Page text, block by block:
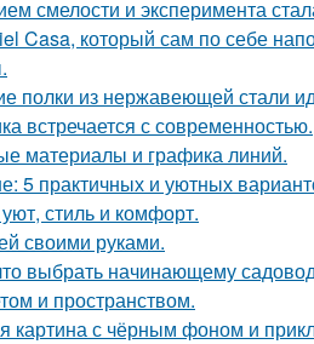
смелости и эксперимента
Casa, который сам по себе
полки из нержавеющей стали
встречается с современностью.
материалы и графика линий.
5 практичных и уютных
стиль и комфорт.
своими руками.
выбрать начинающему
и пространством.
картина с чёрным фоном и